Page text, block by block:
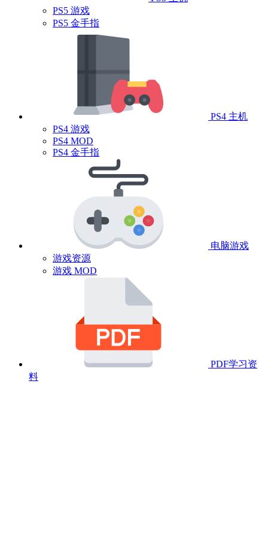
PS5 游戏
PS5 金手指
PS4 主机
PS4 游戏
PS4 MOD
PS4 金手指
电脑游戏
游戏资源
游戏 MOD
PDF学习资
料